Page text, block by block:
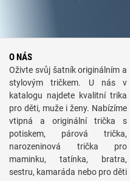
O NÁS
Oživte svůj šatník originálním a
stylovým tričkem. U nás v
katalogu najdete kvalitní trika
pro děti, muže i ženy. Nabízíme
vtipná a originální trička s
potiskem, párová trička,
narozeninová trička pro
maminku, tatínka, bratra,
sestru, kamaráda nebo pro děti